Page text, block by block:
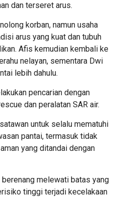
dan terseret arus.
korban, namun usaha
arus yang kuat dan tubuh
Afis kemudian kembali ke
nelayan, sementara Dwi
lebih dahulu.
pencarian dengan
dan peralatan SAR air.
untuk selalu mematuhi
pantai, termasuk tidak
yang ditandai dengan
melewati batas yang
tinggi terjadi kecelakaan